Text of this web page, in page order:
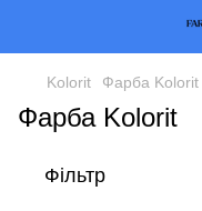
Kolorit Фарба Kolorit
Фарба Kolorit
Фільтр